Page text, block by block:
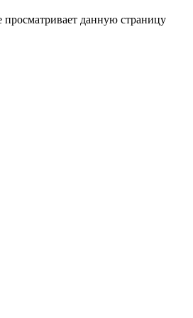
просматривает данную страницу